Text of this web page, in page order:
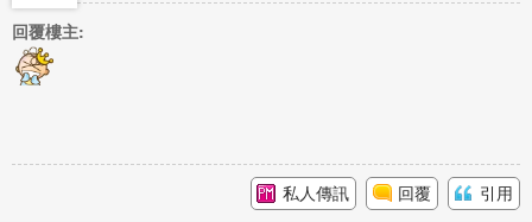
回覆樓主:
私人傳訊 回覆 引用